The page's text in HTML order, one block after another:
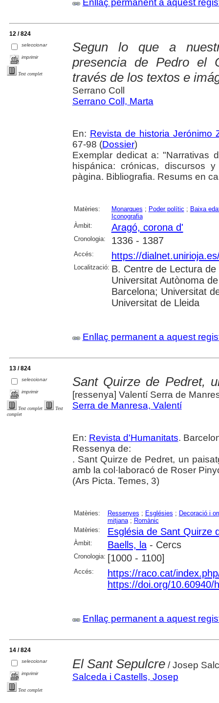
Enllaç permanent a aquest
12 / 824
seleccionar
imprimir
Text complet
Segun lo que a
presencia de Pedro el
través de los textos e
Serrano Coll
Serrano Coll, Marta
En: Revista de historia Jerónimo
67-98 (Dossier)
Exemplar dedicat a: "Narrativas
hispánica: crónicas, discursos
pàgina. Bibliografia. Resums en
Matèries: Monarques ; Poder polític ; Baixa
Iconografia
Àmbit:
Aragó, corona d'
Cronologia: 1336 - 1387
Accés: https://
Localització: B. Centre de Lectura
Universitat Autònoma
Barcelona; Universitat
Universitat de Lleida
Enllaç permanent a aquest
13 / 824
seleccionar
imprimir
Text complet
Text
complet
Sant Quirze de Pedret,
[ressenya] Valentí Serra de
Serra de Manresa, Valentí
En: Revista d'Humanitats.
Ressenya de:
. Sant Quirze de Pedret, un
amb la col·laboracó de Roser
(Ars Picta. Temes, 3)
Matèries: Ressenyes ; Esglésies ; Decoració i
mitjana; Romànic
Matèries:
Església de Sant Quirze
Àmbit: Baells, la- Cercs
Cronologia: [1000 - 1100]
Accés:
https://raco.cat/
https://doi.org/10.60940/
Enllaç permanent a aquest
14 / 824
seleccionar
imprimir
Text complet
El Sant Sepulcre/ Josep
Salceda i Castells, Josep